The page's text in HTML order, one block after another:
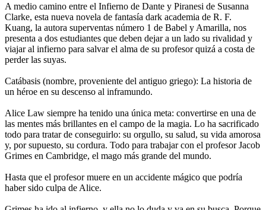
A medio camino entre el Infierno de Dante y Piranesi de Susanna
Clarke, esta nueva novela de fantasía dark academia de R. F.
Kuang, la autora superventas número 1 de Babel y Amarilla, nos
presenta a dos estudiantes que deben dejar a un lado su rivalidad y
viajar al infierno para salvar el alma de su profesor quizá a costa de
perder las suyas.
Catábasis (nombre, proveniente del antiguo griego): La historia de
un héroe en su descenso al inframundo.
Alice Law siempre ha tenido una única meta: convertirse en una de
las mentes más brillantes en el campo de la magia. Lo ha sacrificado
todo para tratar de conseguirlo: su orgullo, su salud, su vida amorosa
y, por supuesto, su cordura. Todo para trabajar con el profesor Jacob
Grimes en Cambridge, el mago más grande del mundo.
Hasta que el profesor muere en un accidente mágico que podría
haber sido culpa de Alice.